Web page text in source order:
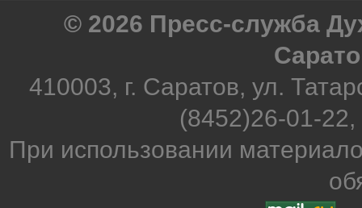
© 2026 Пресс-служба
410003, г. Саратов, ул.
(8452)26-01-
При использовании